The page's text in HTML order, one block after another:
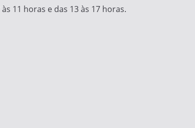
11 horas e das 13 às 17 horas.